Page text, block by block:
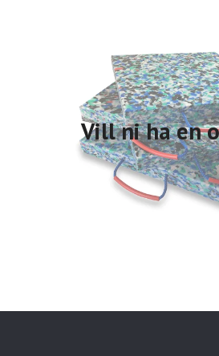
Vill ni ha en